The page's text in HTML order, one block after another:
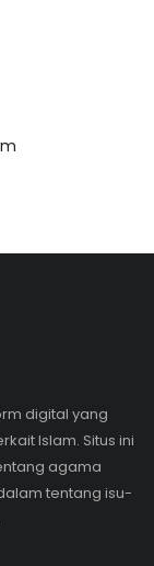
digital yang
Islam. Situs ini
agama
tentang isu-